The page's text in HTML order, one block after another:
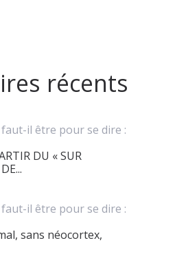
récents
il être pour se dire :
DU « SUR
il être pour se dire :
sans néocortex,